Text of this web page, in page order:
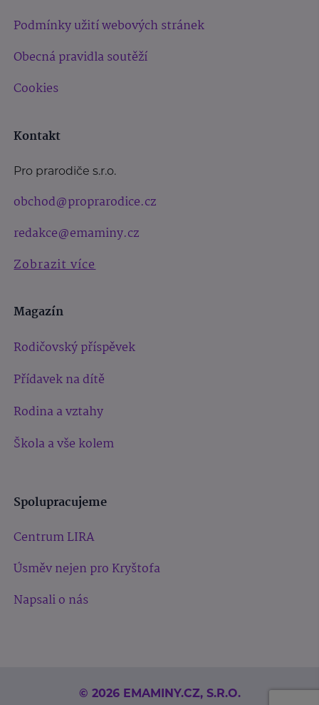
Podmínky užití webových stránek
Obecná pravidla soutěží
Cookies
Kontakt
Pro prarodiče s.r.o.
obchod@proprarodice.cz
redakce@emaminy.cz
Zobrazit více
Magazín
Rodičovský příspěvek
Přídavek na dítě
Rodina a vztahy
Škola a vše kolem
Spolupracujeme
Centrum LIRA
Úsměv nejen pro Kryštofa
Napsali o nás
© 2026 EMAMINY.CZ, S.R.O.